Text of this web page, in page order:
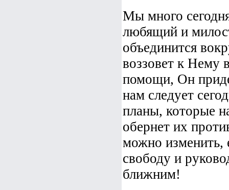
Мы много
любящий и
объединится
воззовет к Нему
помощи, Он
нам следует
планы, которые
обернет их
можно изменить,
свободу и
ближним!